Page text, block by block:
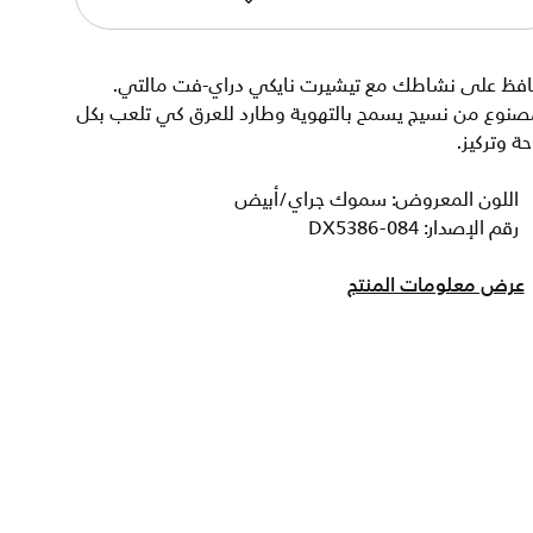
على نشاطك مع تيشيرت نايكي دراي-فت مالتي.
من نسيج يسمح بالتهوية وطارد للعرق كي تلعب بكل
وتركيز.
اللون المعروض: سموك جراي/أبيض
رقم الإصدار: DX5386-084
عرض معلومات المنتج